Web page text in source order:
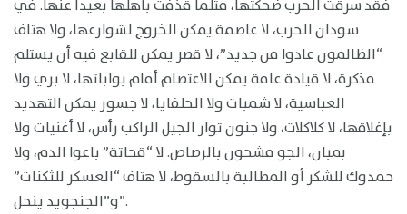
فقد سرقت الحرب ضحكتها، مثلما قذفت بأهلها بعيدًا عنها. في
سودان الحرب، لا عاصمة يمكن الخروج لشوارعها، ولا هتاف
“الظالمون عادوا من جديد”، لا قصر يمكن للقابع فيه أن يستلم
مذكرة، لا قيادة عامة يمكن الاعتصام أمام بواباتها، لا بري ولا
العباسية، لا شمبات ولا الحلفايا، لا جسور يمكن التهديد
بإغلاقها، لا كلاكلات، ولا جنون ثوار الجيل الراكب رأس، لا أغنيات ولا
بمبان، الجو مشحون بالرصاص. لا “قحاتة” باعوا الدم، ولا
حمدوك للشكر أو المطالبة بالسقوط، لا هتاف “العسكر للثكنات”
و”الجنجويد ينحل”.